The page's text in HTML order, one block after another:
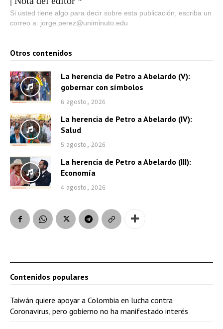
Si usted tiene algo para decir sobre esta publicación, escriba un
correo a: jorge.perez@uniminuto.edu
Otros contenidos
La herencia de Petro a Abelardo (V):
gobernar con símbolos
6 agosto, 2026
La herencia de Petro a Abelardo (IV):
Salud
5 agosto, 2026
La herencia de Petro a Abelardo (III):
Economía
4 agosto, 2026
Contenidos populares
Taiwán quiere apoyar a Colombia en lucha contra
Coronavirus, pero gobierno no ha manifestado interés